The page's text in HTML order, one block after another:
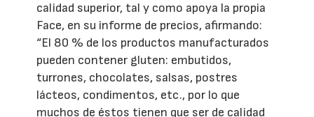
calidad superior, tal y como apoya la propia
Face, en su informe de precios, afirmando:
“El 80 % de los productos manufacturados
pueden contener gluten: embutidos,
turrones, chocolates, salsas, postres
lácteos, condimentos, etc., por lo que
muchos de éstos tienen que ser de calidad